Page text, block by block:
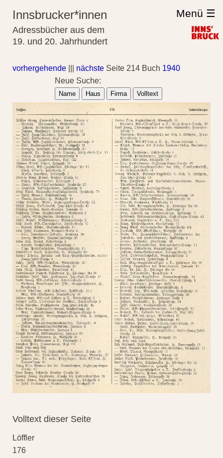
Innsbrucker*innen
Adressbücher aus dem
19. und 20. Jahrhundert
Menü ☰
vorhergehende nächste Seite 214 Buch 1940
Neue Suche:
Name Haus Firma Volltext
Volltext dieser Seite
Löffler
176